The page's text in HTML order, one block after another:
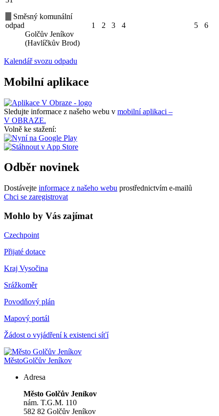
Směsný komunální
odpad
Golčův Jeníkov
(Havlíčkův Brod)
1 2 3 4 5 6
Kalendář svozu odpadu
Mobilní aplikace
Sledujte informace z našeho webu v mobilní aplikaci –
V OBRAZE.
Volně ke stažení:
Odběr novinek
Dostávejte informace z našeho webu prostřednictvím e-mailů
Chci se zaregistrovat
Mohlo by Vás zajímat
Czechpoint
Přijaté dotace
Kraj Vysočina
Srážkoměr
Povodňový plán
Mapový portál
Žádost o vyjádření k existenci síťí
MěstoGolčův Jeníkov
Adresa
Město Golčův Jeníkov
nám. T.G.M. 110
582 82 Golčův Jeníkov